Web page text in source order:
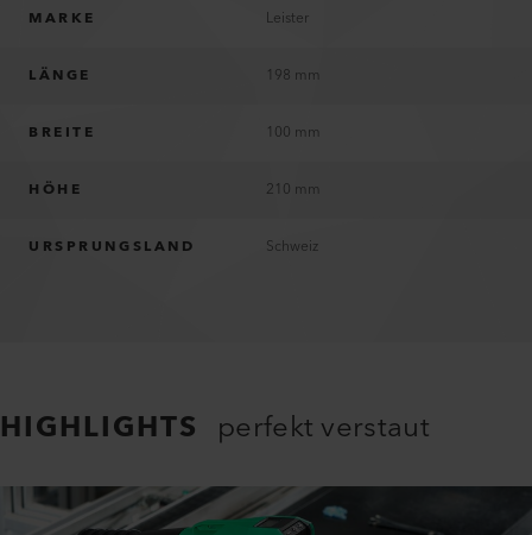
MARKE Leister
LÄNGE 198 mm
BREITE 100 mm
HÖHE 210 mm
URSPRUNGSLAND Schweiz
HIGHLIGHTS perfekt verstaut